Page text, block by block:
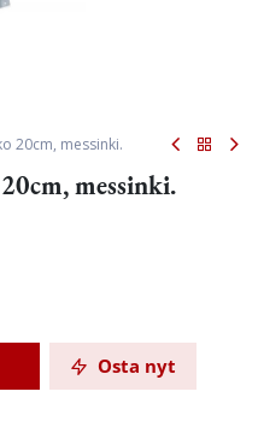
20cm, messinki.
messinki.
Osta nyt